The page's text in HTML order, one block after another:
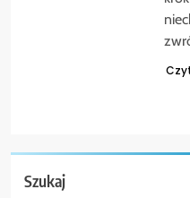
Szukaj